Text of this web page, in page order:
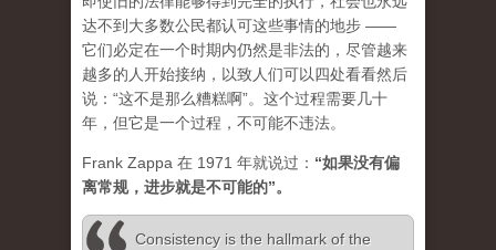
达不到大多数公民都认可这些事情的地步 ——
它们必定在一个时期内仍然是非法的，尽管越来
越多的人开始接纳，以致人们可以四处看看然后
说：“这不是那么糟糕啊”。这个过程需要几十
年，但它是一个过程，不可能不违法。
Frank Zappa 在 1971 年就说过： “如果没有偏
离常规，进步就是不可能的”。
Consistency is the hallmark of the